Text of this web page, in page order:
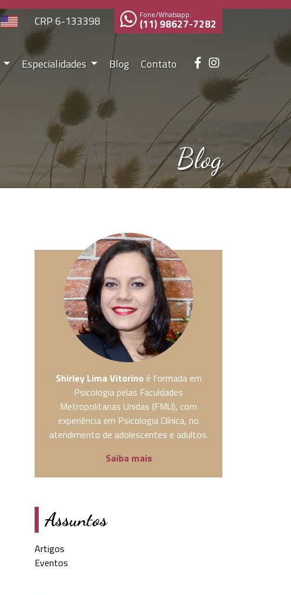
CRP 6-133398 Fone/Whatsapp:
(11) 98627-7282
Especialidades Blog Contato
Blog
Shirley Lima Vitorino é formada em
Psicologia pelas Faculdades
Metropolitanas Unidas (FMU), com
experiência em Psicologia Clínica, no
atendimento de adolescentes e adultos.
Saiba mais
Assuntos
Artigos
Eventos